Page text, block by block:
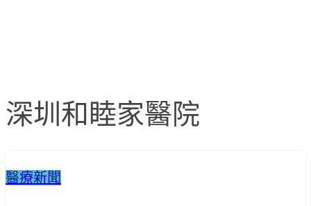
深圳和睦家醫院
醫療新聞